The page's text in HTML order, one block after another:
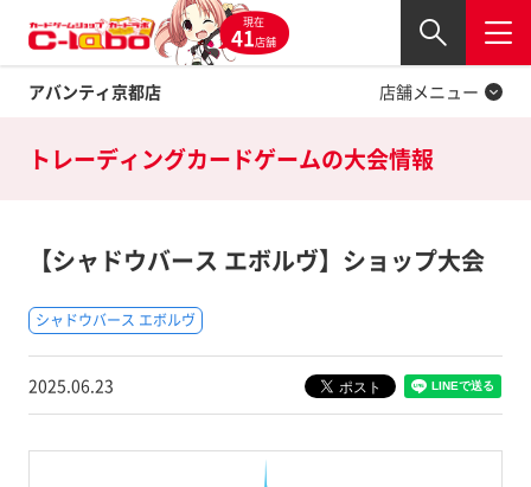
現在
41店舗
アバンティ京都店
閉じる
店舗メニュー
Twitter
トレーディングカードゲームの大会情報
【シャドウバース エボルヴ】ショップ大会
シャドウバース エボルヴ
2025.06.23